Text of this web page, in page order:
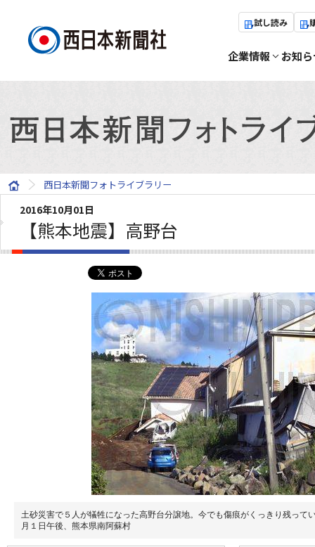
試し読み
企業情報 お知
西日本新聞フォトライブラリー
2016年10月01日
【熊本地震】高野台
土砂災害で５人が犠牲になった高野台分譲地。今でも傷痕がくっきり残って
月１日午後、熊本県南阿蘇村